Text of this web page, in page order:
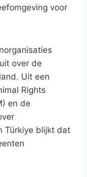
voor
over de
Uit een
Rights
en de
Türkiye blijkt dat